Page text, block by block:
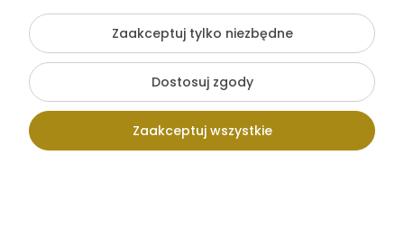
pleciony 8 mm
bawełniany
różowy
Sznurek
pleciony 8 mm
bawełniany
różowy jasny
3,50 zł
Zaakceptuj tylko niezbędne
Dostosuj zgody
Zaakceptuj wszystkie